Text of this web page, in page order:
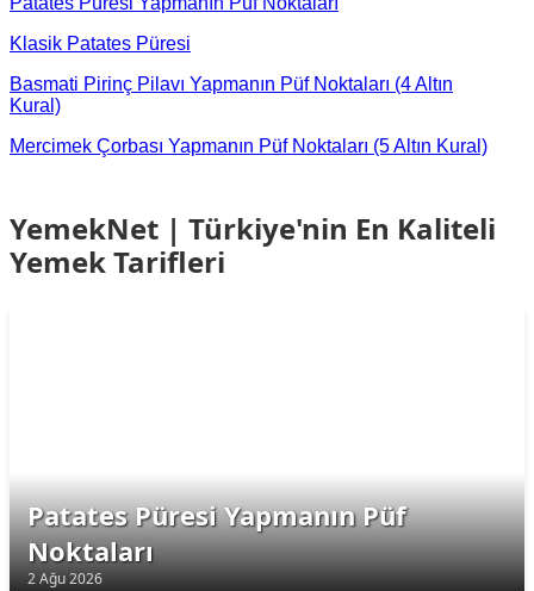
Klasik Patates Püresi
Basmati Pirinç Pilavı Yapmanın Püf Noktaları (4 Altın
Kural)
Mercimek Çorbası Yapmanın Püf Noktaları (5 Altın Kural)
YemekNet | Türkiye'nin En Kaliteli
Yemek Tarifleri
Patates Püresi Yapmanın Püf
Noktaları
2 Ağu 2026